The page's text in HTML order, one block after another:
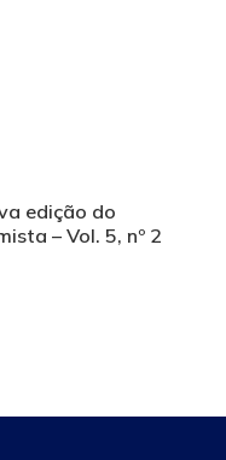
edição do
– Vol. 5, nº 2